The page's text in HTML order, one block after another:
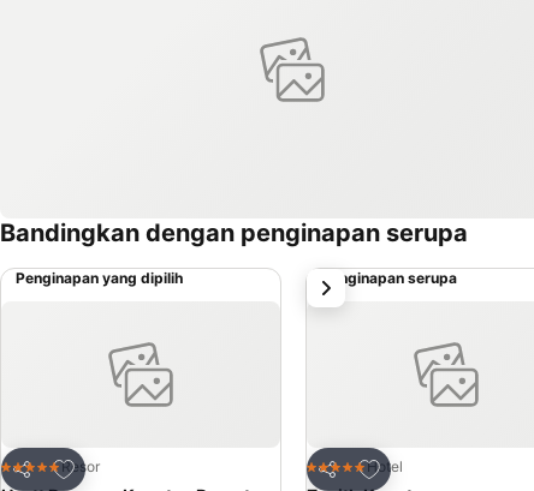
Bandingkan dengan penginapan serupa
Penginapan yang dipilih
Bagikan
Tambahkan ke favorit
5 BintangResor
Penginapan serupa
Bagikan
Tambahkan ke
5 BintangHotel
Selanjutnya